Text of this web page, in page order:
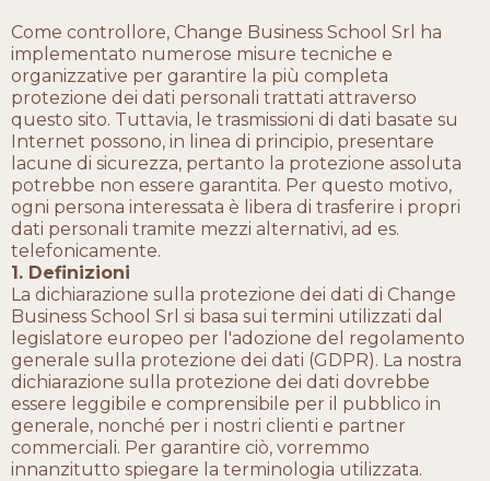
Come controllore, Change Business School Srl ha
implementato numerose misure tecniche e
organizzative per garantire la più completa
protezione dei dati personali trattati attraverso
questo sito. Tuttavia, le trasmissioni di dati basate su
Internet possono, in linea di principio, presentare
lacune di sicurezza, pertanto la protezione assoluta
potrebbe non essere garantita. Per questo motivo,
ogni persona interessata è libera di trasferire i propri
dati personali tramite mezzi alternativi, ad es.
telefonicamente.
1. Definizioni
La dichiarazione sulla protezione dei dati di Change
Business School Srl si basa sui termini utilizzati dal
legislatore europeo per l'adozione del regolamento
generale sulla protezione dei dati (GDPR). La nostra
dichiarazione sulla protezione dei dati dovrebbe
essere leggibile e comprensibile per il pubblico in
generale, nonché per i nostri clienti e partner
commerciali. Per garantire ciò, vorremmo
innanzitutto spiegare la terminologia utilizzata.